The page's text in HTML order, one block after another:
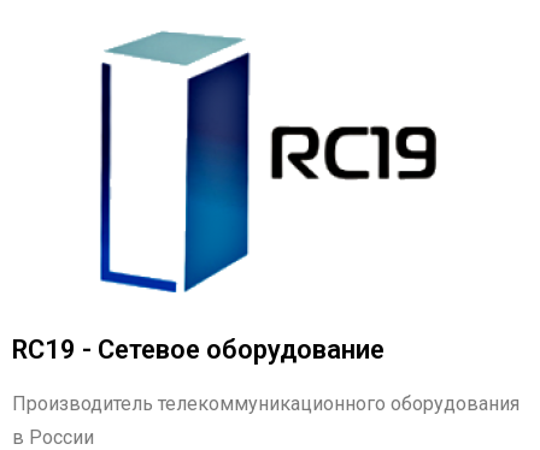
RC19 - Сетевое оборудование
Производитель телекоммуникационного оборудования
в России